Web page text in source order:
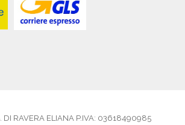
DI RAVERA ELIANA P.IVA: 03618490985